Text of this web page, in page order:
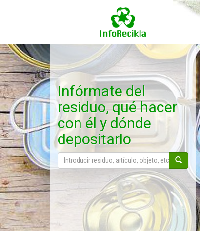
Infórmate del
residuo, qué hacer
con él y dónde
depositarlo